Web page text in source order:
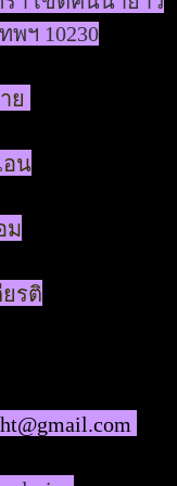
พฯ 10230
ย
น
ม
รติ